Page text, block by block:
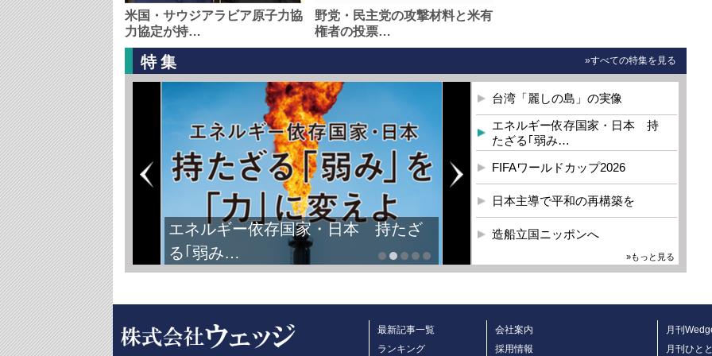
米国・サウジアラビア原子力協
力協定が持…
野党・民主党の攻撃材料と米有
権者の投票…
特集 »すべての特集を見る
エネルギー依存国家・日本 持たざ
る｢弱み…
台湾「麗しの島」の実像
エネルギー依存国家・日本 持
たざる｢弱み…
FIFAワールドカップ2026
日本主導で平和の再構築を
造船立国ニッポンへ
»もっと見る
最新記事一覧
ランキング
会社案内
採用情報
月刊
月刊ひと